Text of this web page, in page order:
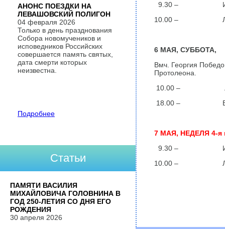
9.30 –
10.00 –
6 МАЯ, СУББОТА,
Вмч. Георгия
Протолеона.
10.00 –
18.00 –
7 МАЯ, НЕДЕЛЯ 4-я
9.30 –
10.00 –
АНОНС ПОЕЗДКИ НА
ЛЕВАШОВСКИЙ ПОЛИГОН
04 февраля 2026
Только в день празднования
Собора новомучеников и
исповедников Российских
совершается память святых,
дата смерти которых
неизвестна.
Подробнее
Статьи
ПАМЯТИ ВАСИЛИЯ
МИХАЙЛОВИЧА ГОЛОВНИНА В
ГОД 250-ЛЕТИЯ СО ДНЯ ЕГО
РОЖДЕНИЯ
30 апреля 2026